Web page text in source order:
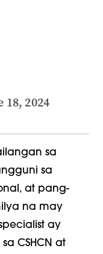
2024
sa
sa
at pang-
na may
ay
CSHCN at